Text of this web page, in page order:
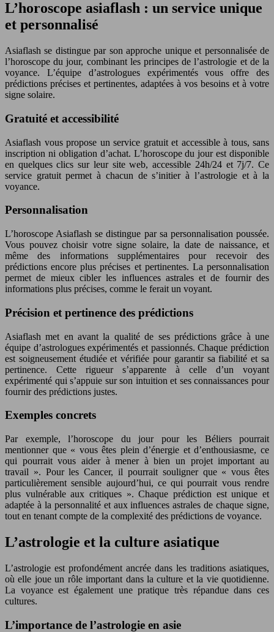
L’horoscope asiaflash : un service unique
et personnalisé
Asiaflash se distingue par son approche unique et personnalisée de
l’horoscope du jour, combinant les principes de l’astrologie et de la
voyance. L’équipe d’astrologues expérimentés vous offre des
prédictions précises et pertinentes, adaptées à vos besoins et à votre
signe solaire.
Gratuité et accessibilité
Asiaflash vous propose un service gratuit et accessible à tous, sans
inscription ni obligation d’achat. L’horoscope du jour est disponible
en quelques clics sur leur site web, accessible 24h/24 et 7j/7. Ce
service gratuit permet à chacun de s’initier à l’astrologie et à la
voyance.
Personnalisation
L’horoscope Asiaflash se distingue par sa personnalisation poussée.
Vous pouvez choisir votre signe solaire, la date de naissance, et
même des informations supplémentaires pour recevoir des
prédictions encore plus précises et pertinentes. La personnalisation
permet de mieux cibler les influences astrales et de fournir des
informations plus précises, comme le ferait un voyant.
Précision et pertinence des prédictions
Asiaflash met en avant la qualité de ses prédictions grâce à une
équipe d’astrologues expérimentés et passionnés. Chaque prédiction
est soigneusement étudiée et vérifiée pour garantir sa fiabilité et sa
pertinence. Cette rigueur s’apparente à celle d’un voyant
expérimenté qui s’appuie sur son intuition et ses connaissances pour
fournir des prédictions justes.
Exemples concrets
Par exemple, l’horoscope du jour pour les Béliers pourrait
mentionner que « vous êtes plein d’énergie et d’enthousiasme, ce
qui pourrait vous aider à mener à bien un projet important au
travail ». Pour les Cancer, il pourrait souligner que « vous êtes
particulièrement sensible aujourd’hui, ce qui pourrait vous rendre
plus vulnérable aux critiques ». Chaque prédiction est unique et
adaptée à la personnalité et aux influences astrales de chaque signe,
tout en tenant compte de la complexité des prédictions de voyance.
L’astrologie et la culture asiatique
L’astrologie est profondément ancrée dans les traditions asiatiques,
où elle joue un rôle important dans la culture et la vie quotidienne.
La voyance est également une pratique très répandue dans ces
cultures.
L’importance de l’astrologie en asie